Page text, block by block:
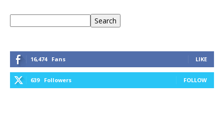
Search
16,474 Fans LIKE
639 Followers FOLLOW